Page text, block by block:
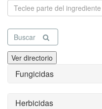
Buscar
Ver directorio
Fungicidas
Herbicidas